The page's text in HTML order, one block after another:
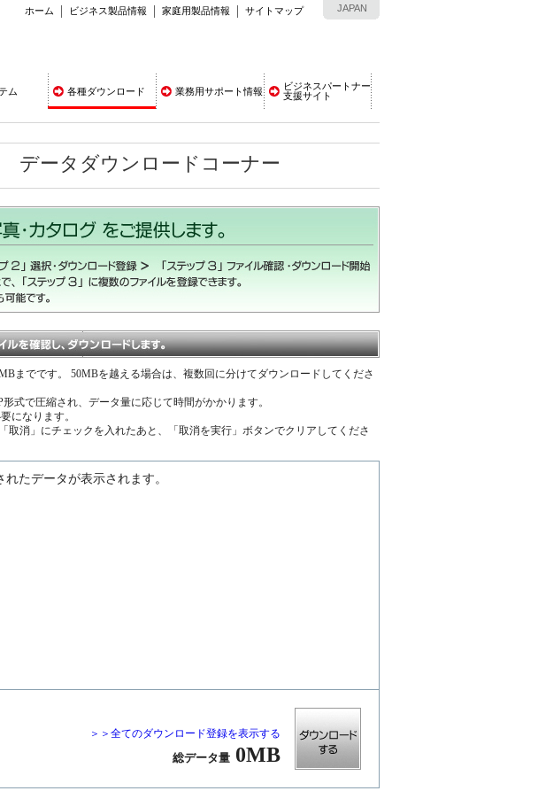
JAPAN
ホーム ビジネス製品情報 家庭用製品情報 サイトマップ
ム 各種ダウンロード 業務用サポート情報
ビジネスパートナー
支援サイト
データダウンロードコーナー
までです。 50MBを越える場合は、複数回に分けてダウンロードしてくださ
式で圧縮され、データ量に応じて時間がかかります。
なります。
消」にチェックを入れたあと、「取消を実行」ボタンでクリアしてくださ
れたデータが表示されます。
＞＞全てのダウンロード登録を表示する
総データ量 0MB